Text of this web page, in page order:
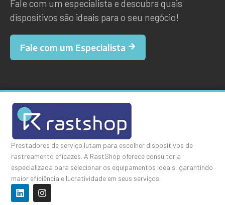
Fale com um especialista e descubra quais
dispositivos são ideais para o seu negócio!
Fale com um Especialista
Prestadores de serviço lutam para escolher dispositivos de
rastreamento eficazes. A RastShop oferece consultoria
especializada para selecionar os equipamentos ideais, garantindo
maior eficiência e lucratividade em seus serviços.
L
i
I
n